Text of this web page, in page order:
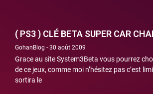
( PS3 ) CLÉ BETA SUPER CAR
GohanBlog 30 août 2009
Grace au site System3Beta vous pourrez
de ce jeux, comme moi n’hésitez pas c’est
sortira le